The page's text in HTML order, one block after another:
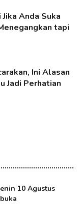
Anda Suka
tapi
Ini Alasan
Jadi Perhatian
10 Agustus